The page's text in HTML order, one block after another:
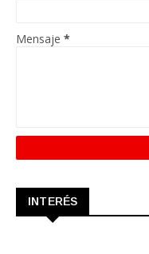
Mensaje *
INTERÉS